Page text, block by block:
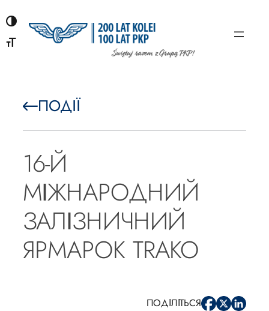
до
вмісту
ПОДІЇ
16-Й
МІЖНАРОДНИЙ
ЗАЛІЗНИЧНИЙ
ЯРМАРОК TRAKO
ПОДІЛІТЬСЯ